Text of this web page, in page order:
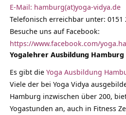
E-Mail: hamburg(at)yoga-vidya.de
Telefonisch erreichbar unter: 0151
Besuche uns auf Facebook:
https://www.facebook.com/
Yogalehrer Ausbildung Hamburg
Es gibt die Yoga Ausbildung
Viele der bei Yoga Vidya
Hamburg inzwischen über 200,
Yogastunden an, auch in Fitness